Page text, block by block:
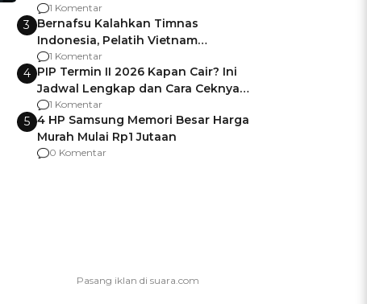
Usai Jadi Brigjen
1 Komentar
3 Bernafsu Kalahkan Timnas
Indonesia, Pelatih Vietnam
Berencana Pakai Jimat di Pakansari
1 Komentar
4 PIP Termin II 2026 Kapan Cair? Ini
Jadwal Lengkap dan Cara Ceknya
agar Dana Tidak Hangus!
1 Komentar
5 4 HP Samsung Memori Besar Harga
Murah Mulai Rp1 Jutaan
0 Komentar